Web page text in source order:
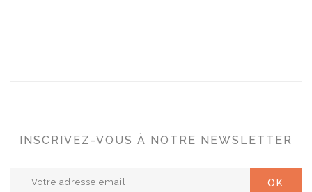
INSCRIVEZ-VOUS À NOTRE NEWSLETTER